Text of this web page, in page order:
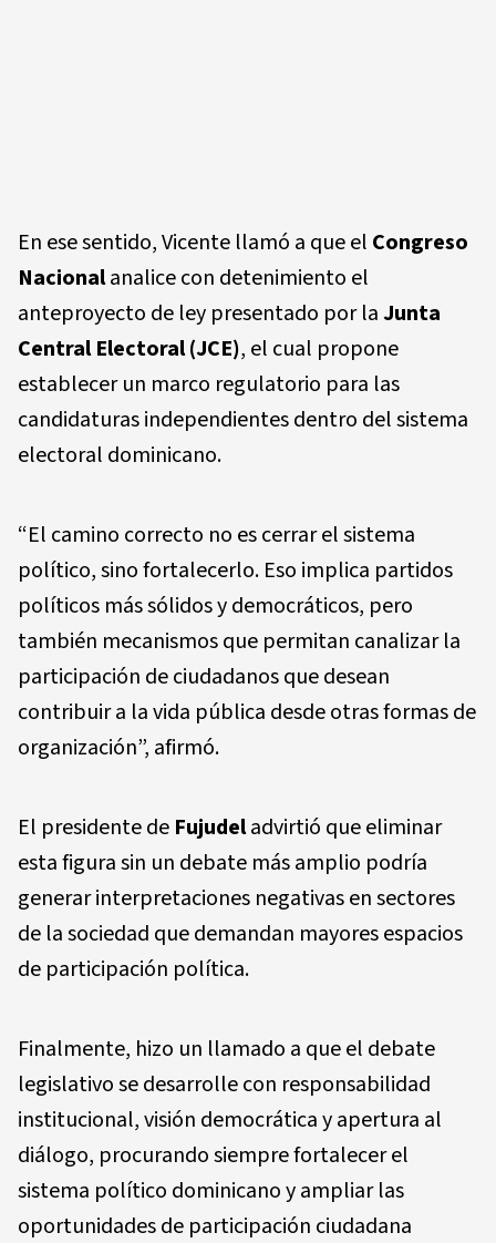
En ese sentido, Vicente llamó a que el Congreso
Nacionalanalice con detenimiento el
anteproyecto de ley presentado por laJunta
Central Electoral (JCE), el cual propone
establecer un marco regulatorio para las
candidaturas independientes dentro del sistema
electoral dominicano.
“El camino correcto no es cerrar el sistema
político, sino fortalecerlo. Eso implica partidos
políticos más sólidos y democráticos, pero
también mecanismos que permitan canalizar la
participación de ciudadanos que desean
contribuir a la vida pública desde otras formas de
organización”, afirmó.
El presidente de Fujudeladvirtió que eliminar
esta figura sin un debate más amplio podría
generar interpretaciones negativas en sectores
de la sociedad que demandan mayores espacios
de participación política.
Finalmente, hizo un llamado a que el debate
legislativo se desarrolle con responsabilidad
institucional, visión democrática y apertura al
diálogo, procurando siempre fortalecer el
sistema político dominicano y ampliar las
oportunidades de participación ciudadana